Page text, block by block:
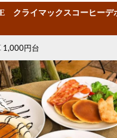
クライマックスコーヒーデ
1,000円台